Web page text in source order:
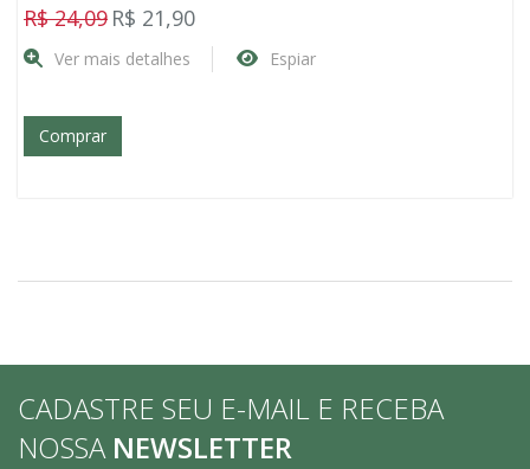
R$ 24,09 R$ 21,90
Ver mais detalhes Espiar
Comprar
CADASTRE SEU E-MAIL E RECEBA
NOSSA NEWSLETTER